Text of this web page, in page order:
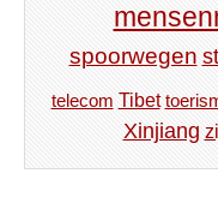
spoorwegen
telecom Tibet
Xinjiang